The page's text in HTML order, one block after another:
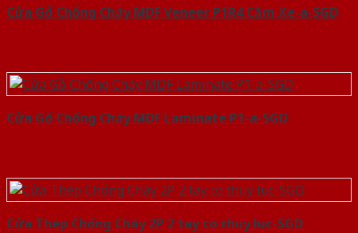
Cửa Gỗ Chống Cháy MDF Veneer P1R4 Căm Xe-a-SGD
Cửa Gỗ Chống Cháy MDF Laminate P1-a-SGD
Cửa Thép Chống Cháy 2P 2 tay co thuy luc-SGD